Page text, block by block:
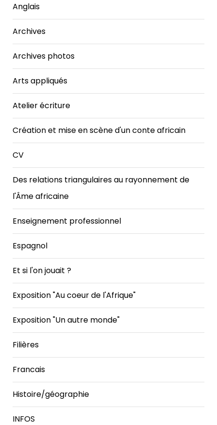
Anglais
Archives
Archives photos
Arts appliqués
Atelier écriture
Création et mise en scène d'un conte africain
CV
Des relations triangulaires au rayonnement de
l'Âme africaine
Enseignement professionnel
Espagnol
Et si l'on jouait ?
Exposition "Au coeur de l'Afrique"
Exposition "Un autre monde"
Filières
Francais
Histoire/géographie
INFOS